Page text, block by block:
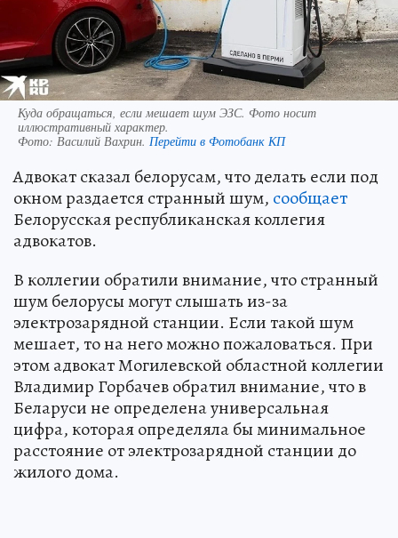
Куда обращаться, если мешает шум ЭЗС. Фото носит
иллюстративный характер.
Фото: Василий Вахрин. Перейти в Фотобанк КП
Адвокат сказал белорусам, что делать если под
окном раздается странный шум, сообщает
Белорусская республиканская коллегия
адвокатов.
В коллегии обратили внимание, что странный
шум белорусы могут слышать из-за
электрозарядной станции. Если такой шум
мешает, то на него можно пожаловаться. При
этом адвокат Могилевской областной коллегии
Владимир Горбачев обратил внимание, что в
Беларуси не определена универсальная
цифра, которая определяла бы минимальное
расстояние от электрозарядной станции до
жилого дома.